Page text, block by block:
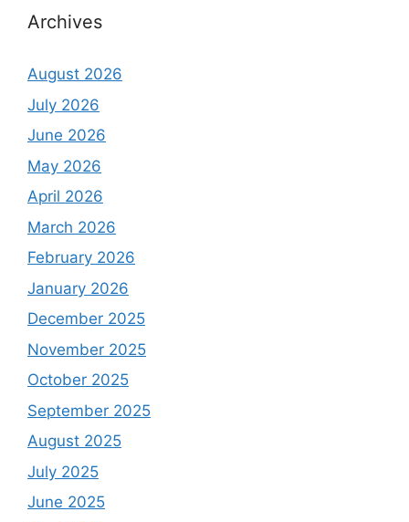
Archives
August 2026
July 2026
June 2026
May 2026
April 2026
March 2026
February 2026
January 2026
December 2025
November 2025
October 2025
September 2025
August 2025
July 2025
June 2025